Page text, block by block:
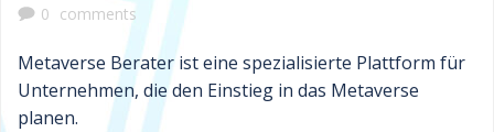
0 comments
Metaverse Berater ist eine spezialisierte Plattform für
Unternehmen, die den Einstieg in das Metaverse
planen.